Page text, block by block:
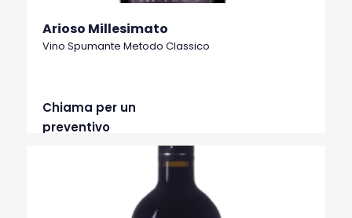
Arioso Millesimato
Vino Spumante Metodo Classico
Chiama per un
preventivo